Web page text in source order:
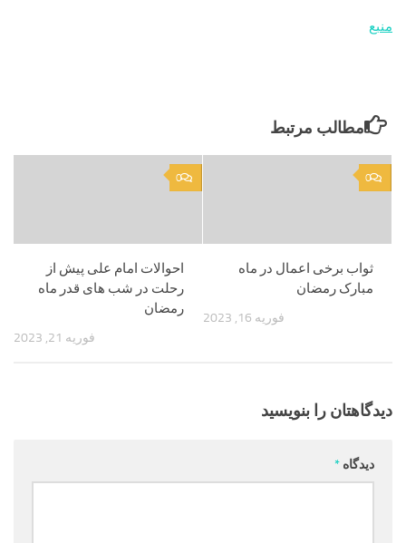
منبع
مطالب مرتبط
0
احوالات امام علی پیش از
رحلت در شب های قدر ماه
رمضان
فوریه 21, 2023
0
ثواب برخی اعمال در ماه
مبارک رمضان
فوریه 16, 2023
دیدگاهتان را بنویسید
دیدگاه *